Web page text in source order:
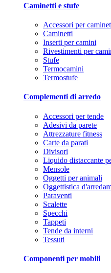
Caminetti e stufe
Accessori per
Caminetti
Inserti per camini
Rivestimenti per
Stufe
Termocamini
Termostufe
Complementi di arredo
Accessori per tende
Adesivi da parete
Attrezzature fitness
Carte da parati
Divisori
Liquido distaccante
Mensole
Oggetti per animali
Oggettistica
Paraventi
Scalette
Specchi
Tappeti
Tende da interni
Tessuti
Componenti per mobili